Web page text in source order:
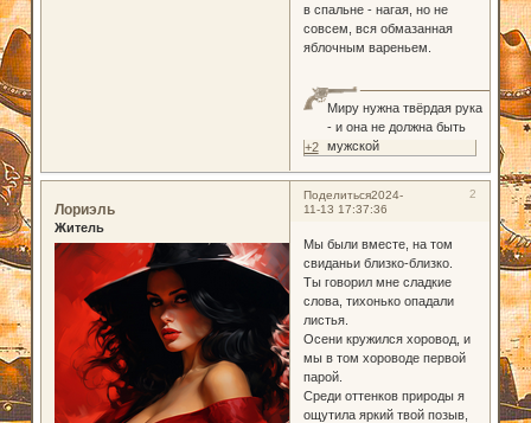
в спальне - нагая, но не
совсем, вся обмазанная
яблочным вареньем.
Миру нужна твёрдая рука
- и она не должна быть
мужской
+2
Поделиться 2
2024-
11-13 17:37:36
Лориэль
Житель
Мы были вместе, на том
свиданьи близко-близко.
Ты говорил мне сладкие
слова, тихонько опадали
листья.
Осени кружился хоровод, и
мы в том хороводе первой
парой.
Среди оттенков природы я
ощутила яркий твой позыв,